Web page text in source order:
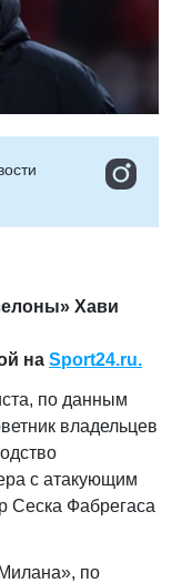
Хави
на Sport24.ru.
по данным
владельцев
с атакующим
Сеска Фабрегаса
по